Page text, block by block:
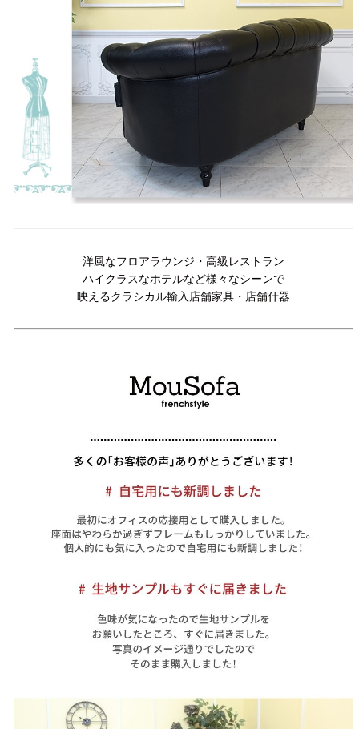
洋風なフロアラウンジ・高級レストラン
ハイクラスなホテルなど様々なシーンで
映えるクラシカル輸入店舗家具・店舗什器